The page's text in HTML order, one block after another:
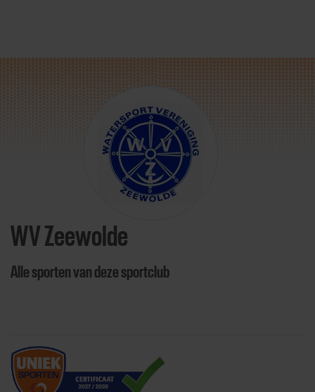
Direct door naar content
WV Zeewolde
Alle sporten van deze sportclub